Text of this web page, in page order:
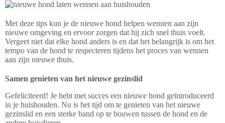
Met deze tips kun je de nieuwe hond helpen wennen aan zijn
nieuwe omgeving en ervoor zorgen dat hij zich snel thuis voelt.
Vergeet niet dat elke hond anders is en dat het belangrijk is om het
tempo van de hond te respecteren tijdens het proces van wennen
aan zijn nieuwe thuis.
Samen genieten van het nieuwe gezinslid
Gefeliciteerd! Je hebt met succes een nieuwe hond geïntroduceerd
in je huishouden. Nu is het tijd om te genieten van het nieuwe
gezinslid en een sterke band op te bouwen tussen de hond en de